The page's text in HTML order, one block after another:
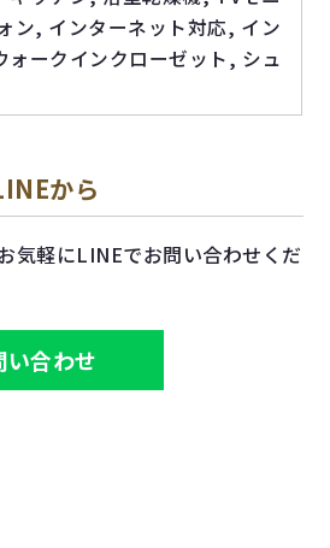
ン, インターネット対応, イン
ォークインクローゼット, シュ
から
気軽にLINEでお問い合わせくだ
合わせ